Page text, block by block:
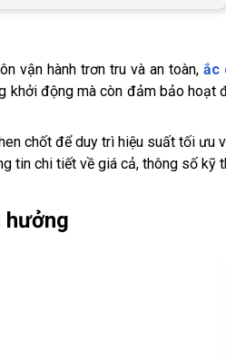
vận hành trơn tru và an toàn, ắc
khởi động mà còn đảm bảo hoạt
chốt để duy trì hiệu suất tối ưu
tin chi tiết về giá cả, thông số kỹ
hưởng